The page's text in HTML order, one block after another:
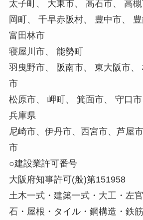
太子町、 大東市、 高石市、 高
岡町、 千早赤阪村、 豊中市、 豊
富田林市
寝屋川市、 能勢町
羽曳野市、 阪南市、 東大阪市、
市
松原市、 岬町、 箕面市、 守口
兵庫県
尼崎市、伊丹市、西宮市、芦屋
市
○建設業許可番号
大阪府知事許可(般)第151958
土木一式・建築一式・大工・左
石・屋根・タイル・鋼構造・鉄